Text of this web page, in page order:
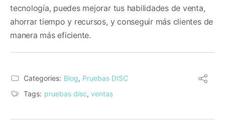
tecnología, puedes mejorar tus habilidades de venta,
ahorrar tiempo y recursos, y conseguir más clientes de
manera más eficiente.
Categories: Blog, Pruebas DISC
Tags: pruebas disc, ventas